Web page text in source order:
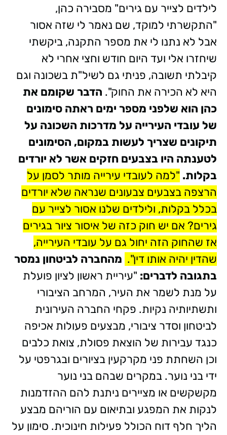
לילדים לצייר עם גירים" מסבירה כהן,
"התקשרתי למוקד, שם נאמר לי שזה אסור
אבל לא נתנו לי את מספר התקנה, ביקשתי
שיחזרו אלי ועד היום חודש וחצי אחרי לא
קיבלתי תשובה, פניתי גם לשיל"ת בשכונה וגם
היא לא הכירה את החוק". הדבר שקומם את
כהן הוא שלפני מספר ימים ראתה סימונים
של עובדי העירייה על מדרכות השכונה על
תיקונים שצריך לעשות במקום, הסימונים
לטענתה היו בצבעים חזקים אשר לא יורדים
בקלות. "למה לעובדי עירייה מותר לסמן על
הרצפה בצבעים צבעונים שנראה שלא יורדים
בכלל בקלות, ולילדים שלנו אסור לצייר עם
גירים? אם יש חוק כזה של איסור ציור בגירים
אז שהחוק הזה יחול גם על עובדי העירייה,
שהדין יהיה אותו דין". מהחברה לביטחון נמסר
בתגובה לדברים: "עיריית ראשון לציון פועלת
על מנת לשמר את העיר, המרחב הציבורי
ותשתיותיה נקיות. פקחי החברה העירונית
לביטחון וסדר ציבורי, מבצעים פעולות אכיפה
כנגד עבירות של הוצאת פסולת, צואת כלבים
וכן השחתת פני מקרקעין בציורים ובגרפטי על
ידי בני נוער. במקרים שבהם בני נוער
מקשקשים או מציירים ניתנת להם ההזדמנות
לנקות את המפגע ובתיאום עם הוריהם מבצע
הליך חלף דוח הכולל פעילות חינוכית. סימון על